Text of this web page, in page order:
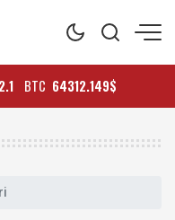
BTC 64312.149$